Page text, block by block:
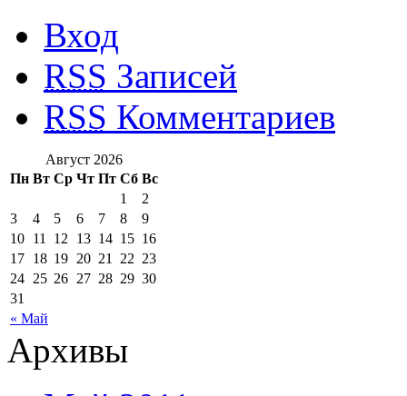
Вход
RSS Записей
RSS Комментариев
Август 2026
Пн Вт Ср Чт Пт Сб Вс
« Май
1
2
3
4 5 6 7 8
9
10 11 12 13 14 15 16
17 18 19 20 21 22 23
24 25 26 27 28 29 30
31
Архивы